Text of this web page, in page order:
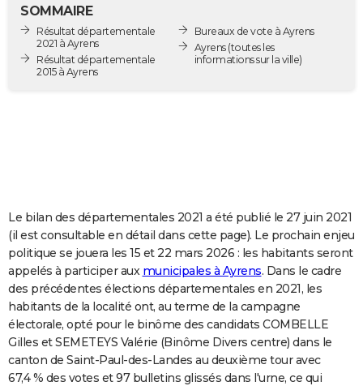
Destinations
City break
Voyage nature
Voyage de noces
Forum
Climat
GUIDES D'ACHAT
COPAINS D'AVANT
S'inscrire
Se connecter
Lycées
Collèges
Primaires
Universités
Entreprises
Service militaire
Avis de recherche
AVIS DE DÉCÈS
FORUM
Bricolage
Lifestyle
Culture
Sport
Auto
Television
Voyage
Cinema
SOMMAIRE
Résultat départementale
2021 à Ayrens
Résultat départementale
2015 à Ayrens
Bureaux de vote à Ayrens
Ayrens(toutes les
informations sur la ville)
Le bilan des départementales 2021 a été publié le 27 juin 2021
(il est consultable en détail dans cette page). Le prochain enjeu
politique se jouera les 15 et 22 mars 2026 : les habitants seront
appelés à participer aux municipales à Ayrens. Dans le cadre
des précédentes élections départementales en 2021, les
habitants de la localité ont, au terme de la campagne
électorale, opté pour le binôme des candidats COMBELLE
Gilles et SEMETEYS Valérie (Binôme Divers centre) dans le
canton de Saint-Paul-des-Landes au deuxième tour avec
67,4 % des votes et 97 bulletins glissés dans l'urne, ce qui